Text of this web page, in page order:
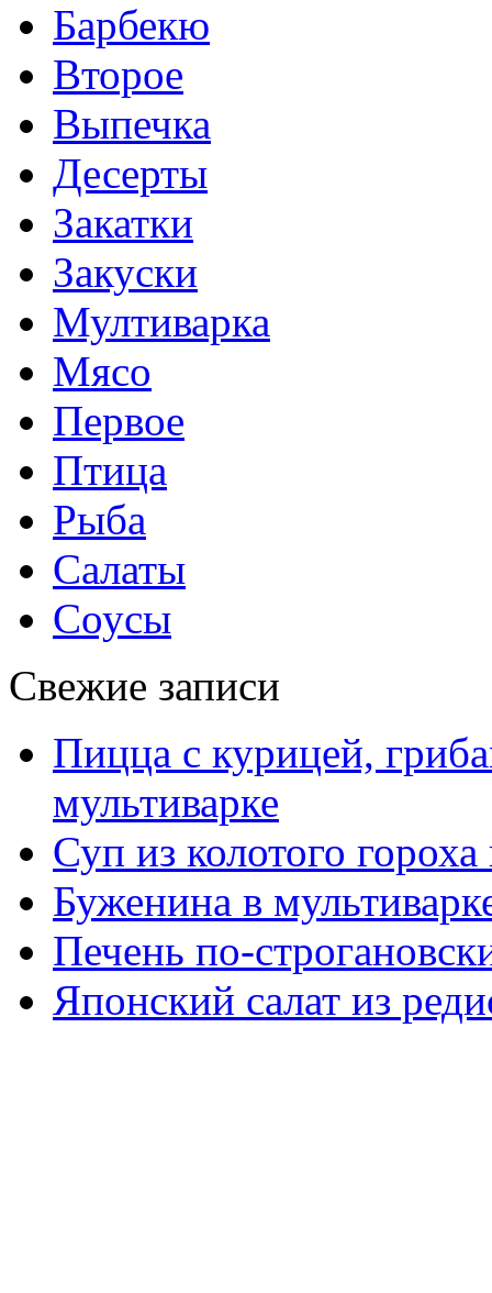
Барбекю
Второе
Выпечка
Десерты
Закатки
Закуски
Мултиварка
Мясо
Первое
Птица
Рыба
Салаты
Соусы
Свежие записи
Пицца с курицей,
мультиварке
Суп из колотого
Буженина в
Печень по-
Японский салат из